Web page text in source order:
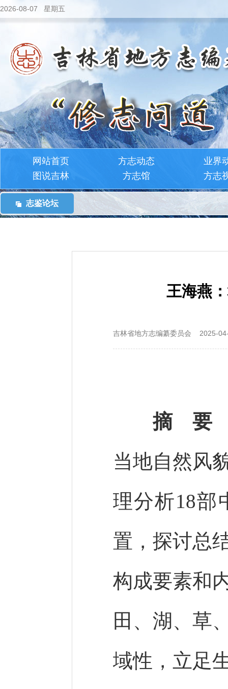
2026-08-07 星期五
网站首页 方志动态
业界
图说吉林
方志馆 方志
志鉴论坛
王海燕
吉林省地方志编纂委员会 2025-
摘 要
当地自然风
理分析18部
置，探讨总
构成要素和
田、湖、草
域性，立足